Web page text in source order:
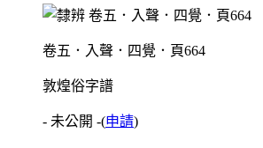
卷五．入聲．四覺．頁664
敦煌俗字譜
- 未公開 -(申請)